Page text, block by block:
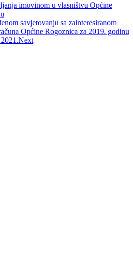
imovinom u vlasništvu Općine
savjetovanju sa zainteresiranom
Općine Rogoznica za 2019. godinu
Next